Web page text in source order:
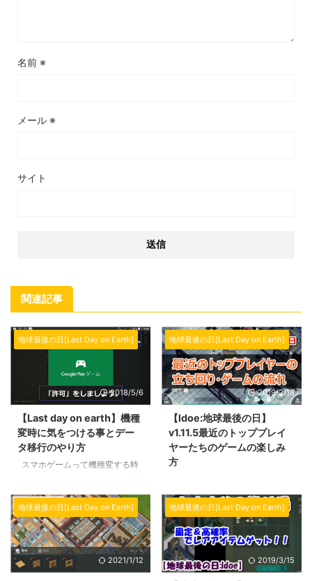
名前 ※
メール ※
サイト
関連記事
地球最後の日[Last Day on Earth]
2018/5/6
【Last day on earth】機種
変時に気をつける事とデー
タ移行のやり方
スマホゲームって機種変する時
になりますよね。特に時間をかけ
たものほど…課金なんてしたなら
尚更です。 当然、今回やり方を
ご紹介するLast day on earthもそ
の1つです。 今まで集めた銃がロ
ストしたら… ベースを作り上げた
のに！ こんなことになったら、
地球最後の日[Last Day on Earth]
2019/2/18
【ldoe:地球最後の日】
v1.11.5最近のトッププレイ
ヤーたちのゲームの楽しみ
方
ストデイオンアース）,地球最後
の日もバージョンが進み、現在は
v1.11.5(2019/2)となりました。 一
応ベータ版ということで不完全で
はありますがそこがよく、改良・
アップデート、たまの改悪ｗによ
地球最後の日[Last Day on Earth]
2021/1/12
地球最後の日[Last Day on Earth]
2019/3/15